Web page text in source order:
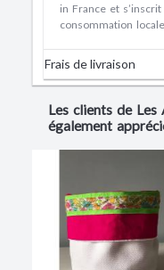
in France et
consommation
Frais de livraison
Les clients de
également